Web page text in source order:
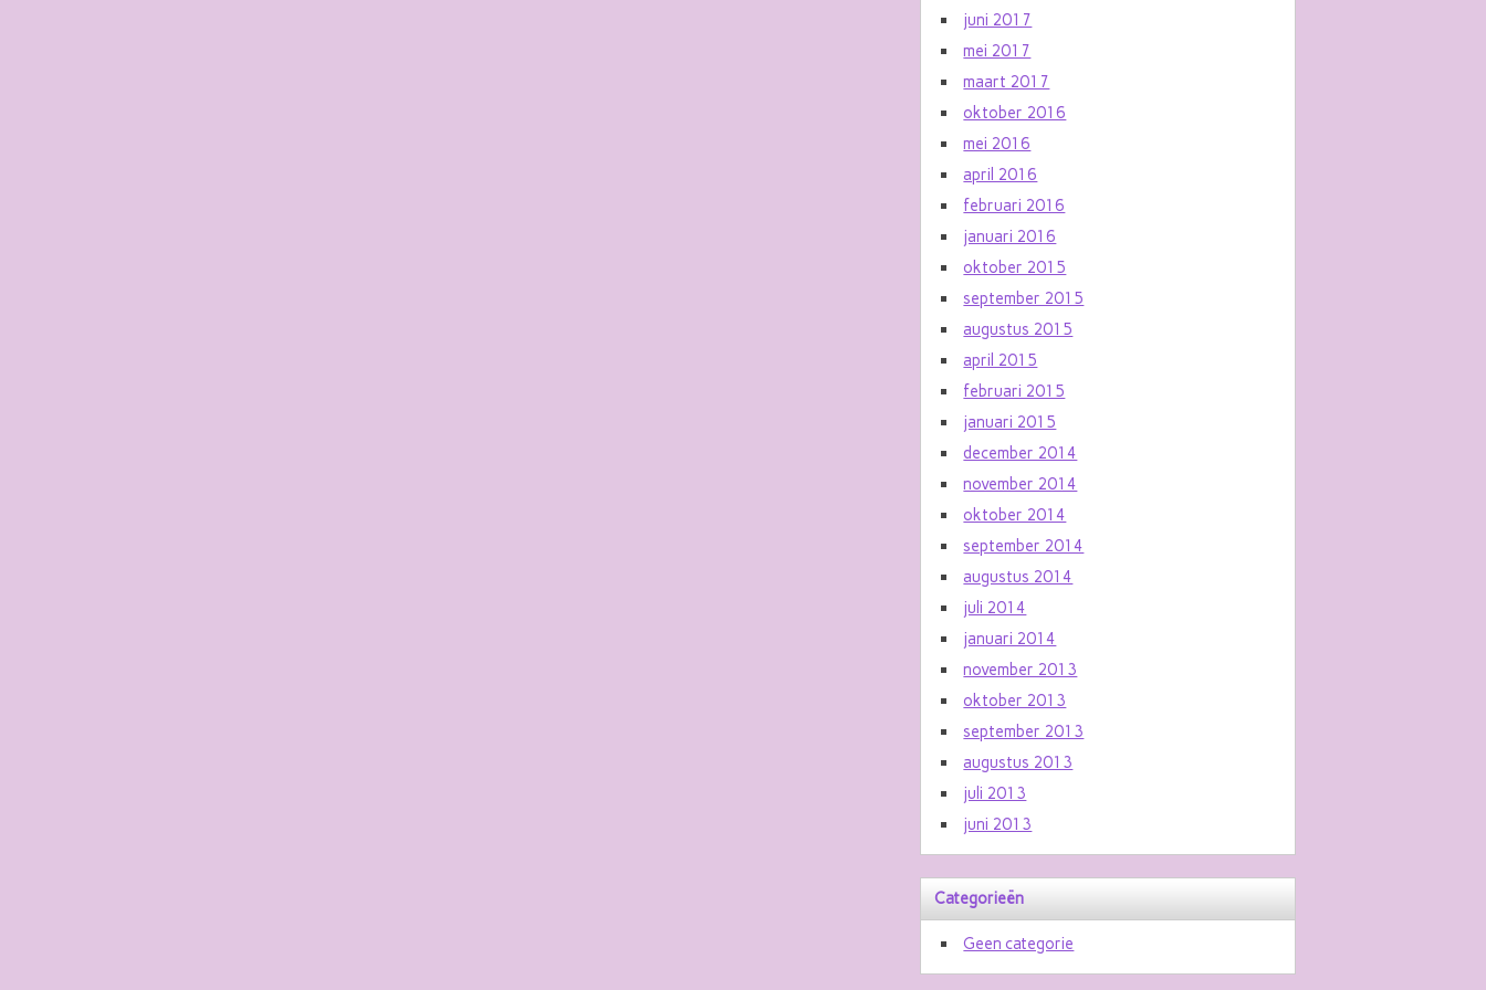
juni 2017
mei 2017
maart 2017
oktober 2016
mei 2016
april 2016
februari 2016
januari 2016
oktober 2015
september 2015
augustus 2015
april 2015
februari 2015
januari 2015
december 2014
november 2014
oktober 2014
september 2014
augustus 2014
juli 2014
januari 2014
november 2013
oktober 2013
september 2013
augustus 2013
juli 2013
juni 2013
Categorieën
Geen categorie